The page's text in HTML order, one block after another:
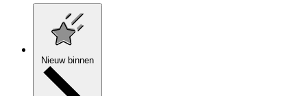
Nieuw binnen